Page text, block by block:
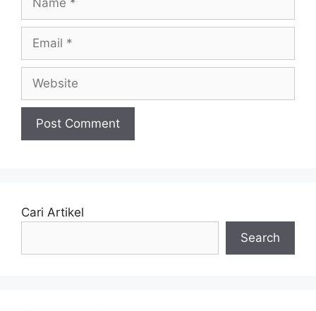
Cari Artikel
Search